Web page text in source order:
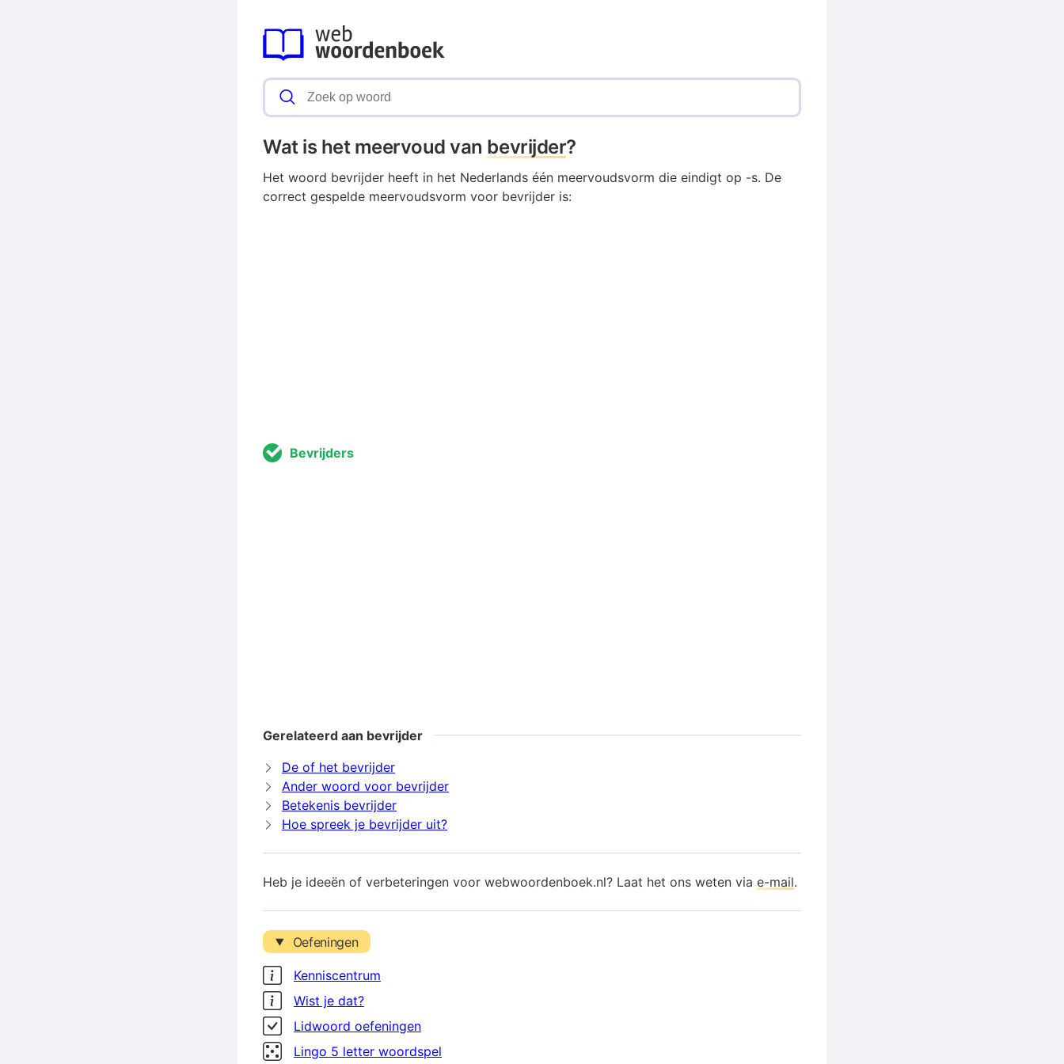
Wat is het meervoud van bevrijder?
Het woord bevrijder heeft in het Nederlands één meervoudsvorm die eindigt op -s. De
correct gespelde meervoudsvorm voor bevrijder is:
Bevrijders
Gerelateerd aan bevrijder
De of het bevrijder
Ander woord voor bevrijder
Betekenis bevrijder
Hoe spreek je bevrijder uit?
Heb je ideeën of verbeteringen voor webwoordenboek.nl? Laat het ons weten via e-mail.
Oefeningen
Kenniscentrum
Wist je dat?
Lidwoord oefeningen
Lingo 5 letter woordspel